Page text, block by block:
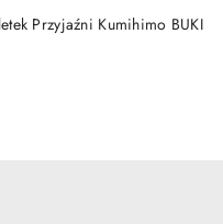
Przyjaźni Kumihimo BUKI